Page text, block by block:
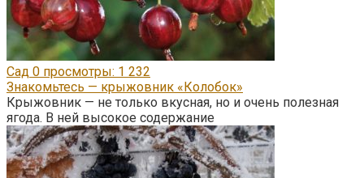
Сад 0 просмотры: 1 232
Знакомьтесь — крыжовник «Колобок»
Крыжовник — не только вкусная, но и очень полезная
ягода. В ней высокое содержание